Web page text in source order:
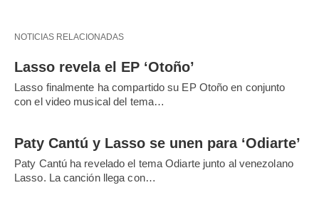
NOTICIAS RELACIONADAS
Lasso revela el EP ‘Otoño’
Lasso finalmente ha compartido su EP Otoño en conjunto
con el video musical del tema…
Paty Cantú y Lasso se unen para ‘Odiarte’
Paty Cantú ha revelado el tema Odiarte junto al venezolano
Lasso. La canción llega con…